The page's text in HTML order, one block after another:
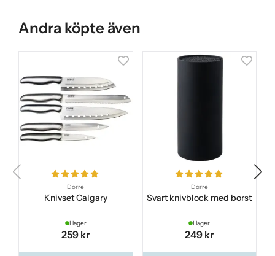
Andra köpte även
Dorre
Knivset Calgary
I lager
259 kr
Dorre
Svart knivblock med borst
I lager
249 kr